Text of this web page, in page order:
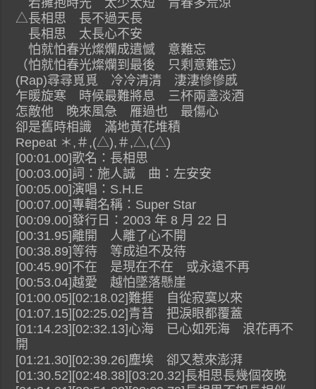
若擁抱時光 太少太短 青春多荒涼
△長相思 長不過天長
長相思 太長心不安
怕就怕春光燦爛成遺憾 意難忘
（怕就怕春光燦爛到最後 只剩意難忘）
(Rap)尋尋覓覓 冷冷清清 淒淒慘慘慼
乍暖旋寒 時候最難將息 三杯兩盞淡酒
怎敵他 晚來風急 雁過也 最傷心
卻是舊時相識 滿地黃花堆積
Repeat ＊,＃,(△),＃,△,(△)
[00:01.00]歌名：長相思
[00:03.00]詞：施人誠 曲：左安安
[00:05.00]演唱：S.H.E
[00:07.00]專輯名稱：Super Star
[00:09.00]發行日：2003 年 8 月 22 日
[00:31.95]離開 人離了心不開
[00:38.89]等待 等成迫不及待
[00:45.90]不在 是現在不在 或永遠不再
[00:53.04]越愛 越怕墜落懸崖
[01:00.05][02:18.02]難捱 自從寂寞以來
[01:07.15][02:25.02]青苔 把淚眼都覆蓋
[01:14.23][02:32.13]心海 已心如死海 浪花再不
開
[01:21.30][02:39.26]塵埃 卻又惹來澎湃
[01:30.52][02:48.38][03:20.32]長相思長幾個夜晚